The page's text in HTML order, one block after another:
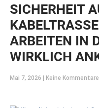
SICHERHEIT
ARBEITEN IN
WIRKLICH
Mai 7, 2026 Keine Kommentare